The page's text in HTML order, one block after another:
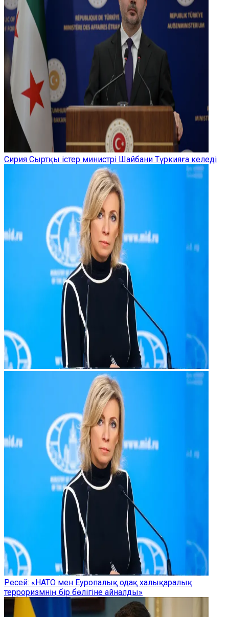
Сирия Сыртқы істер министрі Шайбани Түркияға келеді
Ресей: «НАТО мен Еуропалық одақ халықаралық
терроризмнің бір бөлігіне айналды»